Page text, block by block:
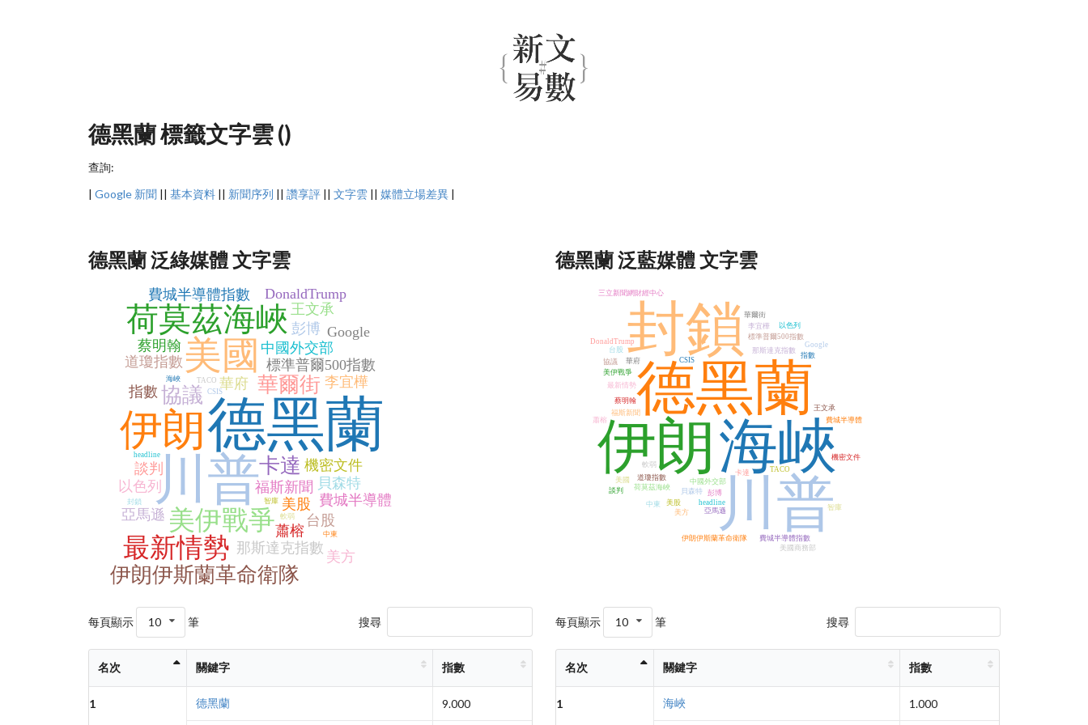
德黑蘭 標籤文字雲 ()
查詢:
| Google 新聞|| 基本資料|| 新聞序列 || 讚享評|| 文字雲|| 媒體立場差異|
德黑蘭 泛綠媒體 文字雲
德黑蘭
川普
伊朗
美國
荷莫茲海峽
美伊戰爭
最新情勢
華爾街
卡達
協議
伊朗伊斯蘭革命衛隊
道瓊指數
福斯新聞
以色列
標準普爾500指數
那斯達克指數
機密文件
華府
中國外交部
貝森特
費城半導體指數
彭博
美股
李宜樺
蔡明翰
王文承
蕭榕
談判
DonaldTrump
亞馬遜
指數
台股
費城半導體
美方
Google
TACO
智庫
軟弱
headline
封鎖
海峽
CSIS
中東
每頁顯示 10 筆 搜尋
名次 關鍵字 指數
1 德黑蘭 9.000
德黑蘭 泛藍媒體 文字雲
海峽
川普
德黑蘭
封鎖
伊朗
中國外交部
機密文件
卡達
費城半導體指數
那斯達克指數
道瓊指數
標準普爾500指數
彭博
最新情勢
華府
軟弱
TACO
智庫
headline
中東
CSIS
貝森特
伊朗伊斯蘭革命衛隊
福斯新聞
美伊戰爭
荷莫茲海峽
蔡明翰
DonaldTrump
亞馬遜
李宜樺
王文承
協議
三立新聞網財經中心
蕭榕
華爾街
美國商務部
美股
美國
以色列
台股
指數
Google
費城半導體
美方
談判
每頁顯示 10 筆 搜尋
名次 關鍵字 指數
1 海峽 1.000